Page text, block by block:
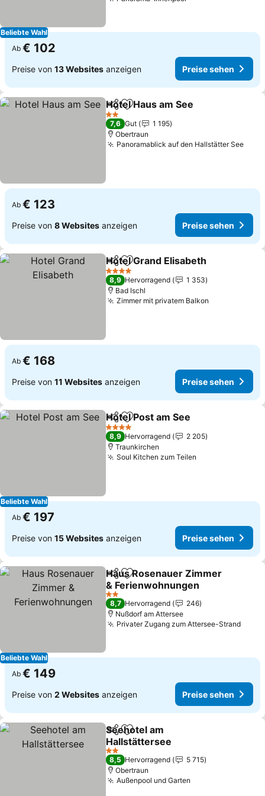
Beliebte Wahl
Ab € 102
Preise von 13 Websites anzeigen Preise sehen
TeilenZu Favoriten hinzufügen
Hotel Haus am See
2 Sterne
7,6 Gut
1 195
Obertraun
Panoramablick auf den Hallstätter See
Ab € 123
Preise von 8 Websites anzeigen Preise sehen
TeilenZu Favoriten hinzufügen
Hotel Grand Elisabeth
4 Sterne
8,9 Hervorragend
1 353
Bad Ischl
Zimmer mit privatem Balkon
Ab € 168
Preise von 11 Websites anzeigen Preise sehen
Beliebte Wahl
TeilenZu Favoriten hinzufügen
Hotel Post am See
4 Sterne
8,9 Hervorragend
2 205
Traunkirchen
Soul Kitchen zum Teilen
Ab € 197
Preise von 15 Websites anzeigen Preise sehen
Beliebte Wahl
TeilenZu Favoriten hinzufügen
Haus Rosenauer Zimmer
& Ferienwohnungen
Preise sehen
2 Sterne
8,7 Hervorragend
246
Nußdorf am Attersee
Privater Zugang zum Attersee-Strand
Ab € 149
Preise von 2 Websites anzeigen Preise sehen
TeilenZu Favoriten hinzufügen
Seehotel am
Hallstättersee
Preise sehen
2 Sterne
8,5 Hervorragend
5 715
Obertraun
Außenpool und Garten